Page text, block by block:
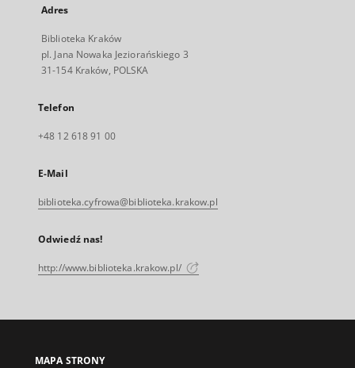
Adres
Biblioteka Kraków
pl. Jana Nowaka Jeziorańskiego 3
31-154 Kraków, POLSKA
Telefon
+48 12 618 91 00
E-Mail
biblioteka.cyfrowa@biblioteka.krakow.pl
Odwiedź nas!
http://www.biblioteka.krakow.pl/
MAPA STRONY